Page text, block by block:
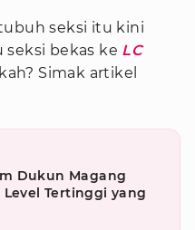
seksi itu kini
bekas ke LC
Simak artikel
Dukun Magang
Tertinggi yang